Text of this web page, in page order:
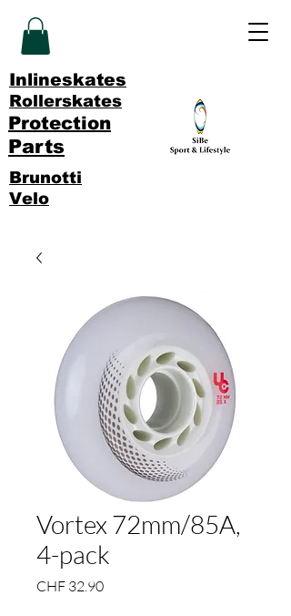
Inlineskates
Rollerskates
Protection
Parts
Brunotti
Velo
Vortex 72mm/85A,
4-pack
CHF 32.90Preis